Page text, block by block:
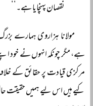
نقصان پہنچایا ہے۔‘‘
مولانا ہزاروی ہمارے بزرگ
ہے، مگر چونکہ انہوں نے خود
مرکزی قیادت پر حقائق کے
کیے ہیں اس لیے ہمیں حقیقت حال